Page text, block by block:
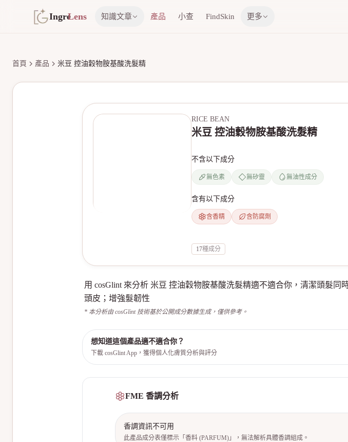
IngreLens 知識文章 產品 小查 FindSkin 更多
首頁 產品 米豆 控油穀物胺基酸洗髮精
RICE BEAN
米豆 控油穀物胺基酸洗髮精
不含以下成分
無色素 無矽靈 無油性成分
含有以下成分
含香精 含防腐劑
17種成分
用 cosGlint 來分析 米豆 控油穀物胺基酸洗髮精適不適合你，清潔頭髮
頭皮；增強髮韌性
* 本分析由 cosGlint 技術基於公開成分數據生成，僅供參考。
想知道這個產品適不適合你？
下載 cosGlint App，獲得個人化膚質分析與評分
FME 香調分析
香調資訊不可用
此產品成分表僅標示「香料 (PARFUM)」，無法解析具體香調組成。